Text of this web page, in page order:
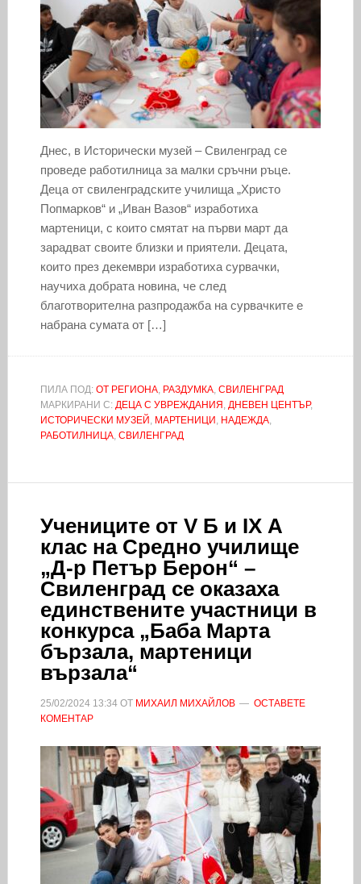
Днес, в Исторически музей – Свиленград се
проведе работилница за малки сръчни ръце.
Деца от свиленградските училища „Христо
Попмарков“ и „Иван Вазов“ изработиха
мартеници, с които смятат на първи март да
зарадват своите близки и приятели. Децата,
които през декември изработиха сурвачки,
научиха добрата новина, че след
благотворителна разпродажба на сурвачките е
набрана сумата от […]
ПИЛА ПОД: ОТ РЕГИОНА, РАЗДУМКА, СВИЛЕНГРАД
МАРКИРАНИ С: ДЕЦА С УВРЕЖДАНИЯ , ДНЕВЕН ЦЕНТЪР,
ИСТОРИЧЕСКИ МУЗЕЙ , МАРТЕНИЦИ , НАДЕЖДА,
РАБОТИЛНИЦА, СВИЛЕНГРАД
Учениците от V Б и IX А
клас на Средно училище
„Д-р Петър Берон“ –
Свиленград се оказаха
единствените участници в
конкурса „Баба Марта
бързала, мартеници
вързала“
25/02/2024 13:34ОТ МИХАИЛ МИХАЙЛОВ
ОСТАВЕТЕ
КОМЕНТАР